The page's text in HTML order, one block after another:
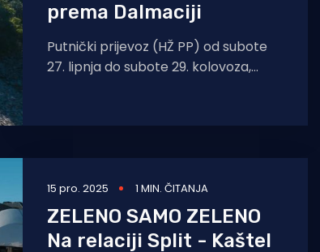
prema Dalmaciji
Putnički prijevoz (HŽ PP) od subote
27. lipnja do subote 29. kolovoza,
15 pro. 2025 1 MIN. ČITANJA
ZELENO SAMO ZELENO
Na relaciji Split - Kaštel